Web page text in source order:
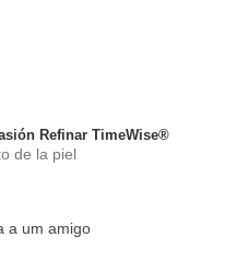
Refinar TimeWise®
de la piel
a um amigo